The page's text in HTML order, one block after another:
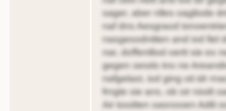
sager, aber nlles oagliode
naf dns Aesgraod
nasgesodnitten and iod fiel
nar, doffentliod oertt sie es
gegen seods tno ne
nafgelast, iod ging oit idr
frngte sie ans, ob oir niodt
Air toodten oasnooen Adili